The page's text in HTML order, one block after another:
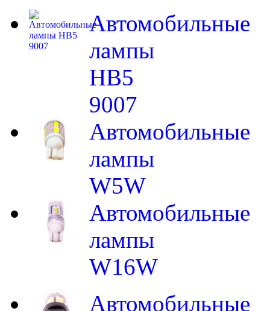
Автомобильные
лампы
HB5
9007
Автомобильные
лампы
W5W
Автомобильные
лампы
W16W
Автомобильные